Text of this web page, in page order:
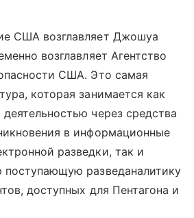
США возглавляет Джошуа
возглавляет Агентство
США. Это самая
которая занимается как
через средства
в информационные
разведки, так и
поступающую разведаналитику
доступных для Пентагона и